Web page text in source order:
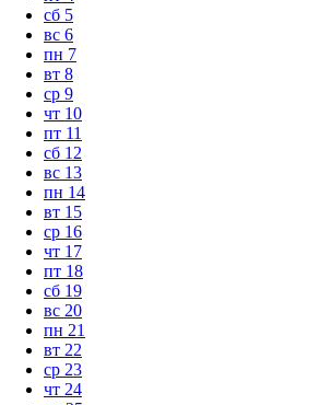
сб 5
вс 6
пн 7
вт 8
ср 9
чт 10
пт 11
сб 12
вс 13
пн 14
вт 15
ср 16
чт 17
пт 18
сб 19
вс 20
пн 21
вт 22
ср 23
чт 24